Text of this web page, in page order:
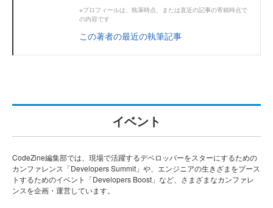
※プロフィールは、執筆時点、または直近の記事の寄稿時点で
の内容です
この著者の最近の執筆記事
イベント
CodeZine編集部では、現場で活躍するデベロッパーをスターにするための
カンファレンス「Developers Summit」や、エンジニアの生きざまをブース
トするためのイベント「Developers Boost」など、さまざまなカンファレ
ンスを企画・運営しています。